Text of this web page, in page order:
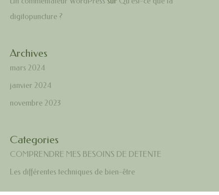
digitopuncture ?
Archives
mars 2024
janvier 2024
novembre 2023
Categories
COMPRENDRE MES BESOINS DE DETENTE
Les différentes techniques de bien-être